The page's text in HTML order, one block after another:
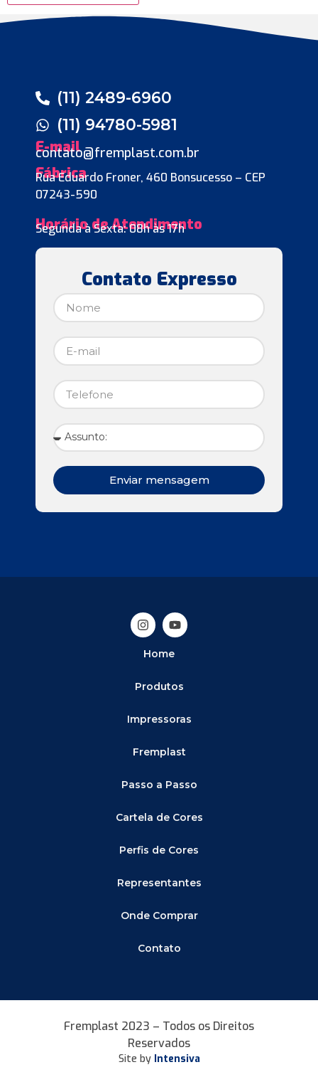
(11) 2489-6960
(11) 94780-5981
E-mail
contato@fremplast.com.br
Fábrica
Rua Eduardo Froner, 460 Bonsucesso – CEP
07243-590
Horário de Atendimento
Segunda à Sexta: 08h às 17h
Contato Expresso
Enviar mensagem
Home
Produtos
Impressoras
Fremplast
Passo a Passo
Cartela de Cores
Perfis de Cores
Representantes
Onde Comprar
Contato
Fremplast 2023 – Todos os Direitos
Reservados
Site by Intensiva